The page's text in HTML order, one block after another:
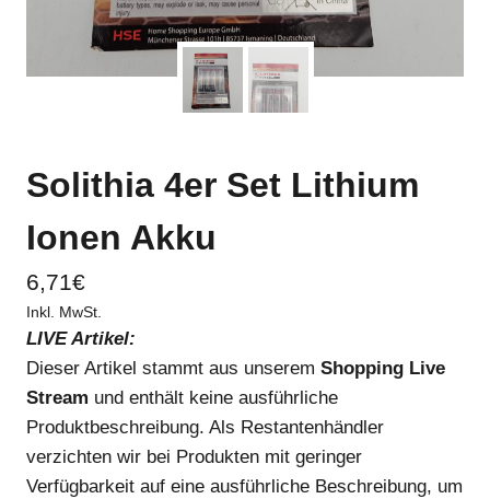
Solithia 4er Set Lithium
Ionen Akku
6,71€
Inkl. MwSt.
LIVE Artikel:
Dieser Artikel stammt aus unserem Shopping Live
Stream und enthält keine ausführliche
Produktbeschreibung. Als Restantenhändler
verzichten wir bei Produkten mit geringer
Verfügbarkeit auf eine ausführliche Beschreibung, um